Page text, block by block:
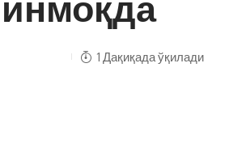
1 Дақиқада ўқилади